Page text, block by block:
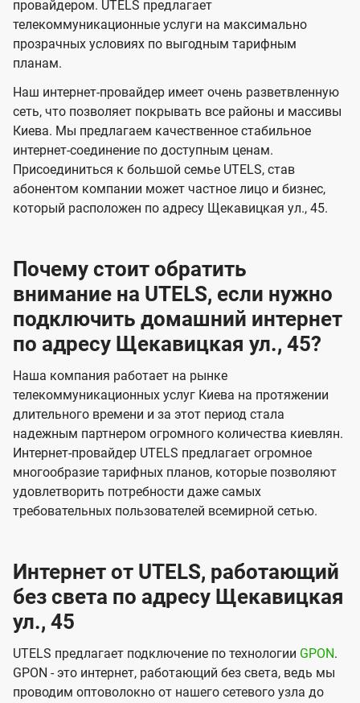
s
и
д
е
н
и
я
д
е
и
я
провайдером. UTELS предлагает
телекоммуникационные услуги на максимально
прозрачных условиях по выгодным тарифным
планам.
Наш интернет-провайдер имеет очень разветвленную
сеть, что позволяет покрывать все районы и массивы
Киева. Мы предлагаем качественное стабильное
интернет-соединение по доступным ценам.
Присоединиться к большой семье UTELS, став
абонентом компании может частное лицо и бизнес,
который расположен по адресу Щекавицкая ул., 45.
Почему стоит обратить
внимание на UTELS, если нужно
подключить домашний интернет
по адресу Щекавицкая ул., 45?
Наша компания работает на рынке
телекоммуникационных услуг Киева на протяжении
длительного времени и за этот период стала
надежным партнером огромного количества киевлян.
Интернет-провайдер UTELS предлагает огромное
многообразие тарифных планов, которые позволяют
удовлетворить потребности даже самых
требовательных пользователей всемирной сетью.
Интернет от UTELS, работающий
без света по адресу Щекавицкая
ул., 45
UTELS предлагает подключение по технологии GPON.
GPON - это интернет, работающий без света, ведь мы
проводим оптоволокно от нашего сетевого узла до